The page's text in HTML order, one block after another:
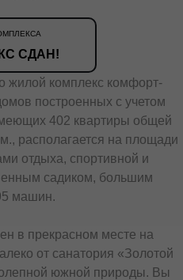
СДАН!
комплекс комфорт-
построенных с учетом
402 квартиры общей
располагается на площади
отдыха, спортивной и
садиком, большим
машин.
в прекрасном месте на
от санатория «Золотой
южной природы. Вы